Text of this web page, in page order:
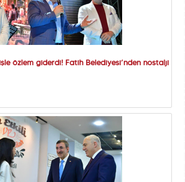
özlem giderdi! Fatih Belediyesi’nden nostalji